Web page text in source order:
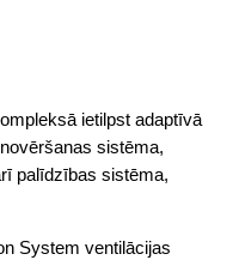
ietilpst adaptīvā
sistēma,
palīdzības sistēma,
System ventilācijas